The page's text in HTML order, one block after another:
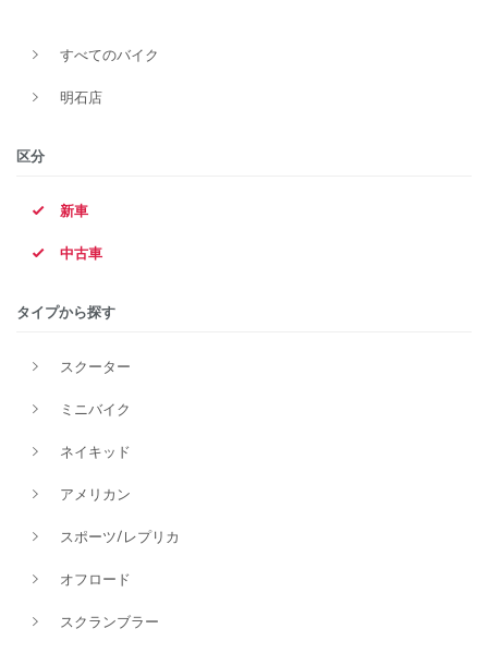
すべてのバイク
明石店
区分
新車
中古車
タイプから探す
スクーター
ミニバイク
ネイキッド
アメリカン
スポーツ/レプリカ
オフロード
スクランブラー
新車
タイプ
価格